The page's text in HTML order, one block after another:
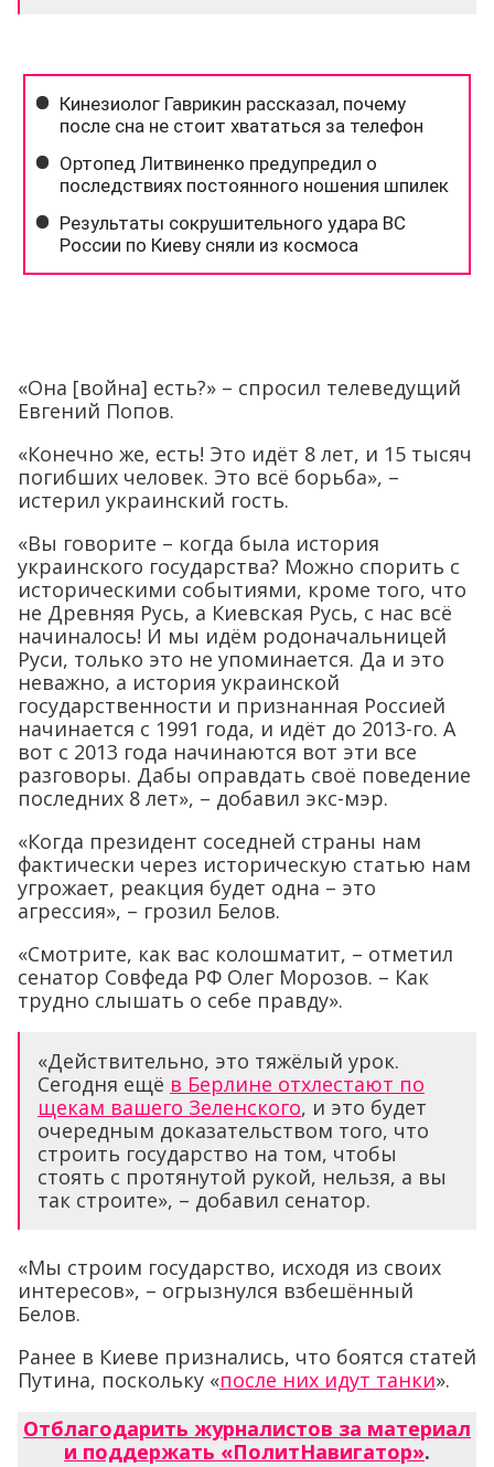
«Она [война] есть?» – спросил телеведущий
Евгений Попов.
«Конечно же, есть! Это идёт 8 лет, и 15 тысяч
погибших человек. Это всё борьба», –
истерил украинский гость.
«Вы говорите – когда была история
украинского государства? Можно спорить с
историческими событиями, кроме того, что
не Древняя Русь, а Киевская Русь, с нас всё
начиналось! И мы идём родоначальницей
Руси, только это не упоминается. Да и это
неважно, а история украинской
государственности и признанная Россией
начинается с 1991 года, и идёт до 2013-го. А
вот с 2013 года начинаются вот эти все
разговоры. Дабы оправдать своё поведение
последних 8 лет», – добавил экс-мэр.
«Когда президент соседней страны нам
фактически через историческую статью нам
угрожает, реакция будет одна – это
агрессия», – грозил Белов.
«Смотрите, как вас колошматит, – отметил
сенатор Совфеда РФ Олег Морозов. – Как
трудно слышать о себе правду».
«Действительно, это тяжёлый урок.
Сегодня ещё в Берлине отхлестают по
щекам вашего Зеленского, и это будет
очередным доказательством того, что
строить государство на том, чтобы
стоять с протянутой рукой, нельзя, а вы
так строите», – добавил сенатор.
«Мы строим государство, исходя из своих
интересов», – огрызнулся взбешённый
Белов.
Ранее в Киеве признались, что боятся статей
Путина, поскольку «после них идут танки».
Отблагодарить журналистов за материал
и поддержать «ПолитНавигатор».